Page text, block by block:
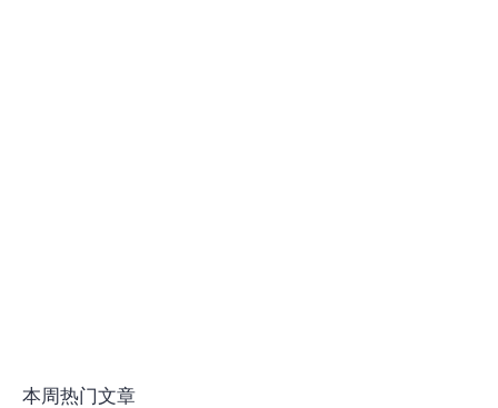
本周热门文章